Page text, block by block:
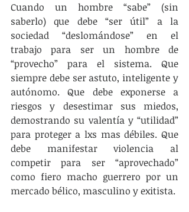
Cuando un hombre “sabe” (sin
saberlo) que debe “ser útil” a la
sociedad “deslomándose” en el
trabajo para ser un hombre de
“provecho” para el sistema. Que
siempre debe ser astuto, inteligente y
autónomo. Que debe exponerse a
riesgos y desestimar sus miedos,
demostrando su valentía y “utilidad”
para proteger a lxs mas débiles. Que
debe manifestar violencia al
competir para ser “aprovechado”
como fiero macho guerrero por un
mercado bélico, masculino y exitista.